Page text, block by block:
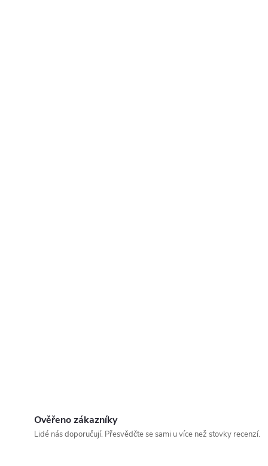
Ověřeno zákazníky
Lidé nás doporučují. Přesvědčte se sami u více než stovky recenzí.